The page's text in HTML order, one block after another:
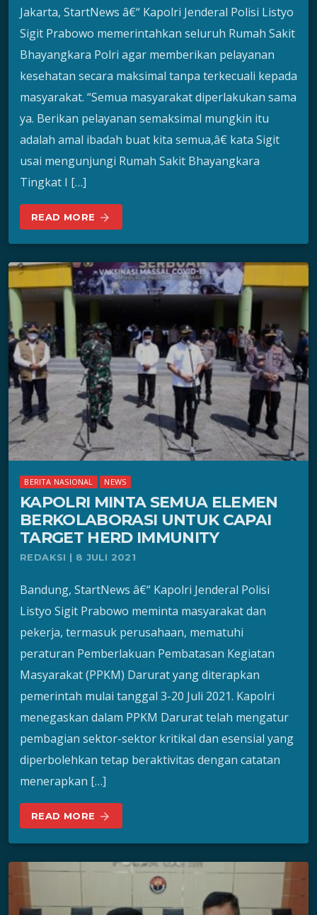
Jakarta, StartNews â€“ Kapolri Jenderal Polisi Listyo
Sigit Prabowo memerintahkan seluruh Rumah Sakit
Bhayangkara Polri agar memberikan pelayanan
kesehatan secara maksimal tanpa terkecuali kepada
masyarakat. “Semua masyarakat diperlakukan sama
ya. Berikan pelayanan semaksimal mungkin itu
adalah amal ibadah buat kita semua,â€ kata Sigit
usai mengunjungi Rumah Sakit Bhayangkara
Tingkat I […]
READ MORE arrow_forward
BERITA NASIONAL NEWS
KAPOLRI MINTA SEMUA ELEMEN
BERKOLABORASI UNTUK CAPAI
TARGET HERD IMMUNITY
REDAKSI | 8 JULI 2021
Bandung, StartNews â€“ Kapolri Jenderal Polisi
Listyo Sigit Prabowo meminta masyarakat dan
pekerja, termasuk perusahaan, mematuhi
peraturan Pemberlakuan Pembatasan Kegiatan
Masyarakat (PPKM) Darurat yang diterapkan
pemerintah mulai tanggal 3-20 Juli 2021. Kapolri
menegaskan dalam PPKM Darurat telah mengatur
pembagian sektor-sektor kritikal dan esensial yang
diperbolehkan tetap beraktivitas dengan catatan
menerapkan […]
READ MORE arrow_forward